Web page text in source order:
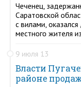
Чеченец,
Саратовской
с вилами,
местного жителя
9 июля 13
Власти
районе